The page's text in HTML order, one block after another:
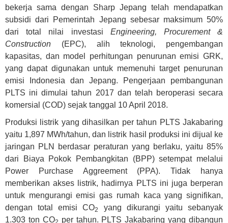
bekerja sama dengan Sharp Jepang telah mendapatkan
subsidi dari Pemerintah Jepang sebesar maksimum 50%
dari total nilai investasi Engineering, Procurement &
Construction (EPC), alih teknologi, pengembangan
kapasitas, dan model perhitungan penurunan emisi GRK,
yang dapat digunakan untuk memenuhi target penurunan
emisi Indonesia dan Jepang. Pengerjaan pembangunan
PLTS ini dimulai tahun 2017 dan telah beroperasi secara
komersial (COD) sejak tanggal 10 April 2018.
Produksi listrik yang dihasilkan per tahun PLTS Jakabaring
yaitu 1,897 MWh/tahun, dan listrik hasil produksi ini dijual ke
jaringan PLN berdasar peraturan yang berlaku, yaitu 85%
dari Biaya Pokok Pembangkitan (BPP) setempat melalui
Power Purchase Aggreement (PPA). Tidak hanya
memberikan akses listrik, hadirnya PLTS ini juga berperan
untuk mengurangi emisi gas rumah kaca yang signifikan,
dengan total emisi CO2
yang dikurangi yaitu sebanyak
1.303 ton CO
per tahun. PLTS Jakabaring yang dibangun